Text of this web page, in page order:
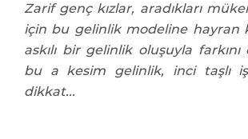
Zarif genç kızlar, aradıkları
için bu gelinlik modeline hayran
askılı bir gelinlik oluşuyla
bu a kesim gelinlik, inci taşlı
dikkat...